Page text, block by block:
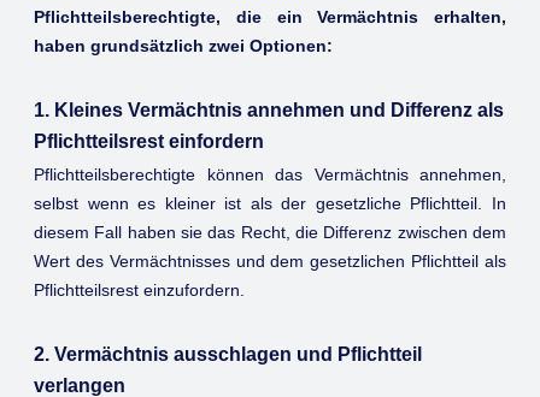
Pflichtteilsberechtigte, die ein Vermächtnis erhalten,
haben grundsätzlich zwei Optionen:
1. Kleines Vermächtnis annehmen und Differenz als
Pflichtteilsrest einfordern
Pflichtteilsberechtigte können das Vermächtnis annehmen,
selbst wenn es kleiner ist als der gesetzliche Pflichtteil. In
diesem Fall haben sie das Recht, die Differenz zwischen dem
Wert des Vermächtnisses und dem gesetzlichen Pflichtteil als
Pflichtteilsrest einzufordern.
2. Vermächtnis ausschlagen und Pflichtteil
verlangen